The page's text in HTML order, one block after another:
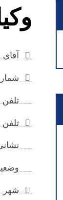
تلفن
تلفن
شهر